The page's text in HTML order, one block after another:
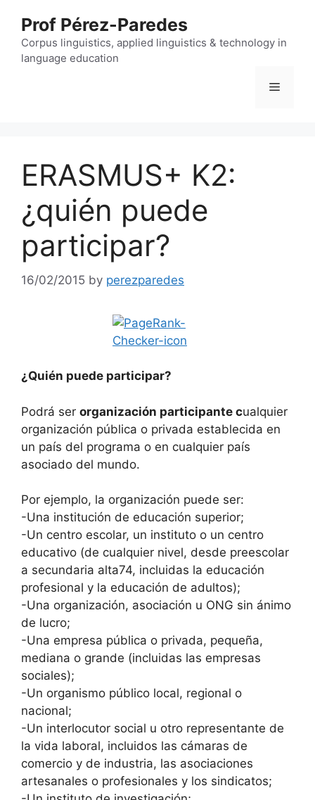
content
Prof Pérez-Paredes
Corpus linguistics, applied linguistics & technology in
language education
Menu
ERASMUS+ K2:
¿quién puede
participar?
16/02/2015 by perezparedes
¿Quién puede participar?
Podrá ser organización participante cualquier
organización pública o privada establecida en
un país del programa o en cualquier país
asociado del mundo.
Por ejemplo, la organización puede ser:
-Una institución de educación superior;
-Un centro escolar, un instituto o un centro
educativo (de cualquier nivel, desde preescolar
a secundaria alta74, incluidas la educación
profesional y la educación de adultos);
-Una organización, asociación u ONG sin ánimo
de lucro;
-Una empresa pública o privada, pequeña,
mediana o grande (incluidas las empresas
sociales);
-Un organismo público local, regional o
nacional;
-Un interlocutor social u otro representante de
la vida laboral, incluidos las cámaras de
comercio y de industria, las asociaciones
artesanales o profesionales y los sindicatos;